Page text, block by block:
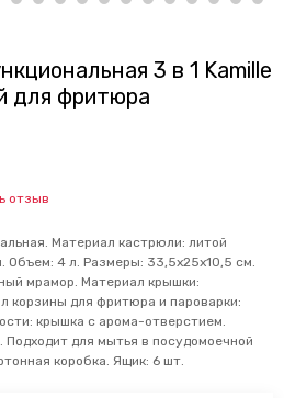
3 в 1 Kamille
для фритюра
отзыв
Материал кастрюли: литой
Объем: 4 л. Размеры: 33,5х25х10,5 см.
мрамор. Материал крышки:
корзины для фритюра и пароварки:
крышка с арома-отверстием.
Подходит для мытья в посудомоечной
коробка. Ящик: 6 шт.